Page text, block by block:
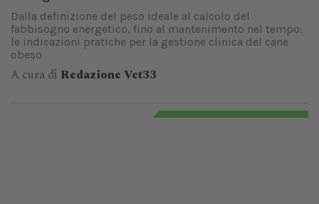
Dalla definizione del peso ideale al calcolo del
fabbisogno energetico, fino al mantenimento nel tempo:
le indicazioni pratiche per la gestione clinica del cane
obeso
A cura di Redazione Vet33